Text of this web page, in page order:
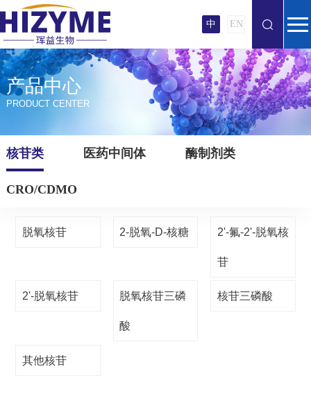
中 EN
产品中心
PRODUCT CENTER
核苷类 医药中间体 酶制剂类
CRO/CDMO
脱氧核苷 2-脱氧-D-核糖 2'-氟-2'-脱氧核
苷
2'-脱氧核苷 脱氧核苷三磷
酸
核苷三磷酸
其他核苷